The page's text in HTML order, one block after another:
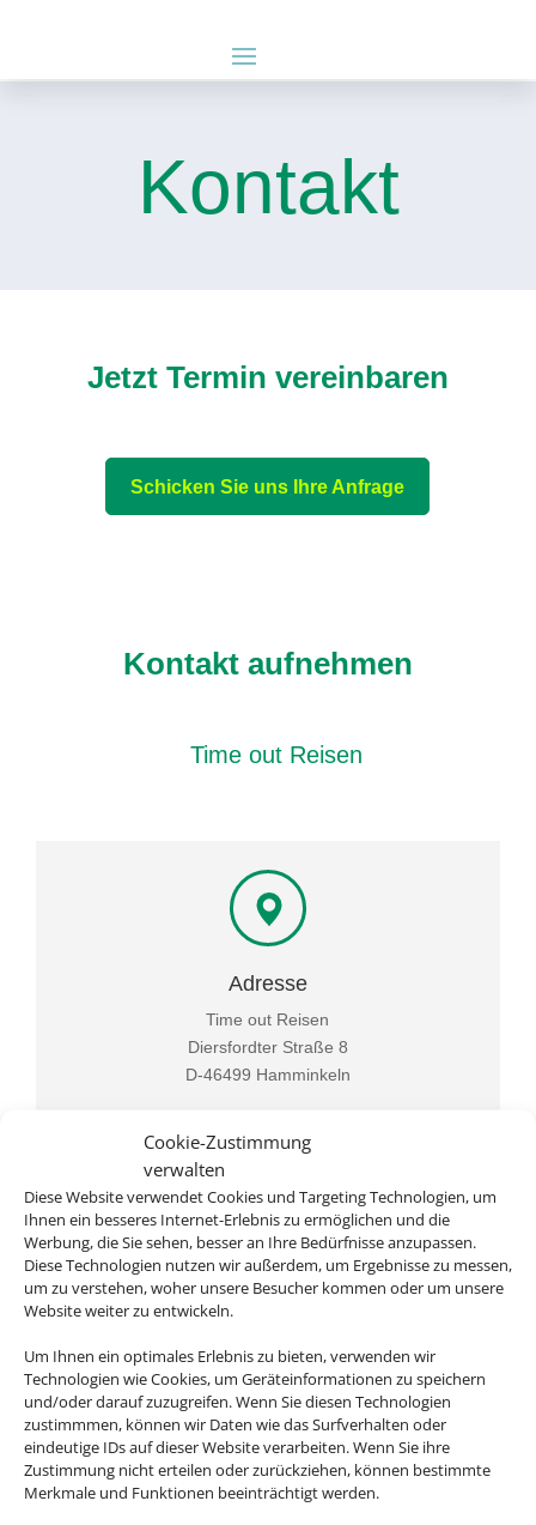
Cookie-Zustimmung
verwalten
Diese Website verwendet Cookies und Targeting Technologien, um
Ihnen ein besseres Internet-Erlebnis zu ermöglichen und die
Werbung, die Sie sehen, besser an Ihre Bedürfnisse anzupassen.
Diese Technologien nutzen wir außerdem, um Ergebnisse zu messen,
um zu verstehen, woher unsere Besucher kommen oder um unsere
Website weiter zu entwickeln.
Um Ihnen ein optimales Erlebnis zu bieten, verwenden wir
Technologien wie Cookies, um Geräteinformationen zu speichern
und/oder darauf zuzugreifen. Wenn Sie diesen Technologien
zustimmmen, können wir Daten wie das Surfverhalten oder
eindeutige IDs auf dieser Website verarbeiten. Wenn Sie ihre
Zustimmung nicht erteilen oder zurückziehen, können bestimmte
Merkmale und Funktionen beeinträchtigt werden.
Kontakt
Jetzt Termin vereinbaren
Schicken Sie uns Ihre Anfrage
Kontakt aufnehmen
Time out Reisen
Adresse
Time out Reisen
Diersfordter Straße 8
D-46499 Hamminkeln
Rufen Sie uns an
02852 9602060